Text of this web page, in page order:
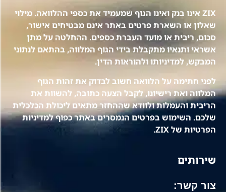
ZIX אינו בנק ואינו הגוף שמעמיד את כספי ההלוואה. מילוי
שאלון או השארת פרטים באתר אינם מבטיחים אישור,
סכום, ריבית או מועד העברת כספים. ההחלטה על מתן
אשראי ותנאיו מתקבלת בידי הגוף המלווה, בהתאם לנתוני
המבקש, למדיניותו ולהוראות הדין.
לפני חתימה על הלוואה חשוב לבדוק את זהות הגוף
המלווה ואת רישיונו, לקבל הצעה כתובה, להשוות את
הריבית והעמלות ולוודא שההחזר מתאים ליכולת הכלכלית
שלכם. השימוש בפרטים הנמסרים באתר כפוף למדיניות
הפרטיות של ZIX.
שירותים
צור קשר: